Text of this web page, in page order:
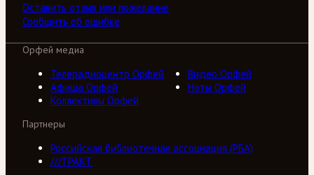
Оставить отзыв или пожелание
Сообщить об ошибке
Орфей медиа
Телерадиоцентр Орфей
Видео Орфей
Афиша Орфей
Ноты Орфей
Коллективы Орфей
Партнеры
Российская библиотечная ассоциация (РБА)
///ТРАКТ